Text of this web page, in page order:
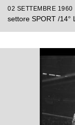
02 SETTEMBRE 1960
settore SPORT /14°